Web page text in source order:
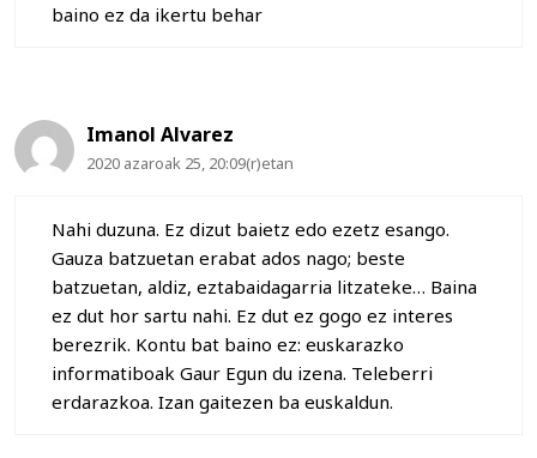
baino ez da ikertu behar
Imanol Alvarez
2020 azaroak 25, 20:09(r)etan
Nahi duzuna. Ez dizut baietz edo ezetz esango.
Gauza batzuetan erabat ados nago; beste
batzuetan, aldiz, eztabaidagarria litzateke… Baina
ez dut hor sartu nahi. Ez dut ez gogo ez interes
berezrik. Kontu bat baino ez: euskarazko
informatiboak Gaur Egun du izena. Teleberri
erdarazkoa. Izan gaitezen ba euskaldun.